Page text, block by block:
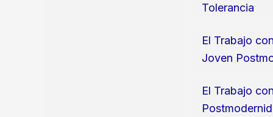
Tolerancia
El Trabajo
Joven
El Trabajo